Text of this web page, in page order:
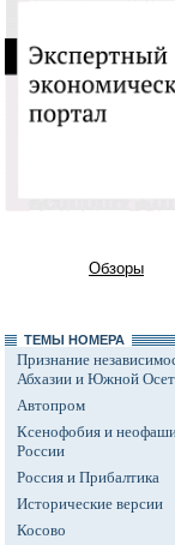
Обзоры
ТЕМЫ НОМЕРА
Признание
Абхазии и Южной
Автопром
Ксенофобия и
России
Россия и Прибалтика
Исторические версии
Косово